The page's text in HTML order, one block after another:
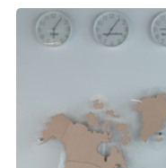
закупкам
компании